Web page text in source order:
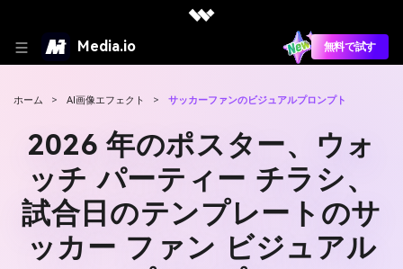
Media.io 無料で試す
ホーム > AI画像エフェクト > サッカーファンのビジュアルプロンプト
2026 年のポスター、ウォ
ッチ パーティー チラシ、
試合日のテンプレートのサ
ッカー ファン ビジュアル